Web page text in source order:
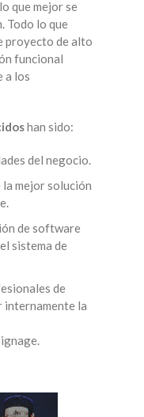
que mejor se
Todo lo que
proyecto de alto
funcional
a los
han sido:
del negocio.
la mejor solución
de software
sistema de
de
internamente la